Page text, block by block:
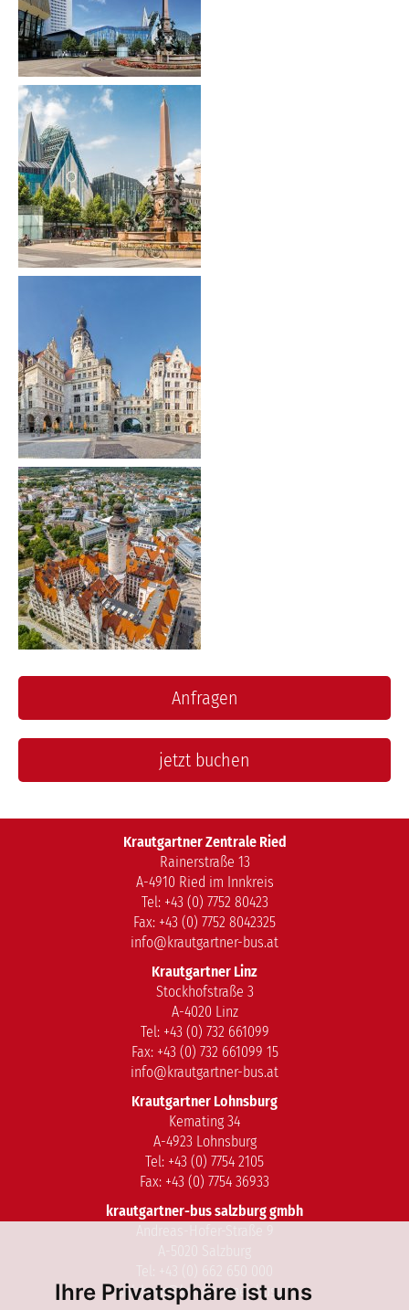
Ihre Privatsphäre ist uns
Anfragen
jetzt buchen
Krautgartner Zentrale Ried
Rainerstraße 13
A-4910 Ried im Innkreis
Tel: +43 (0) 7752 80423
Fax: +43 (0) 7752 8042325
info@krautgartner-bus.at
Krautgartner Linz
Stockhofstraße 3
A-4020 Linz
Tel: +43 (0) 732 661099
Fax: +43 (0) 732 661099 15
info@krautgartner-bus.at
Krautgartner Lohnsburg
Kemating 34
A-4923 Lohnsburg
Tel: +43 (0) 7754 2105
Fax: +43 (0) 7754 36933
krautgartner-bus salzburg gmbh
salzburg@krautgartner-bus.at